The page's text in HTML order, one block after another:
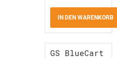
IN DEN WARENKORB
GS BlueCart